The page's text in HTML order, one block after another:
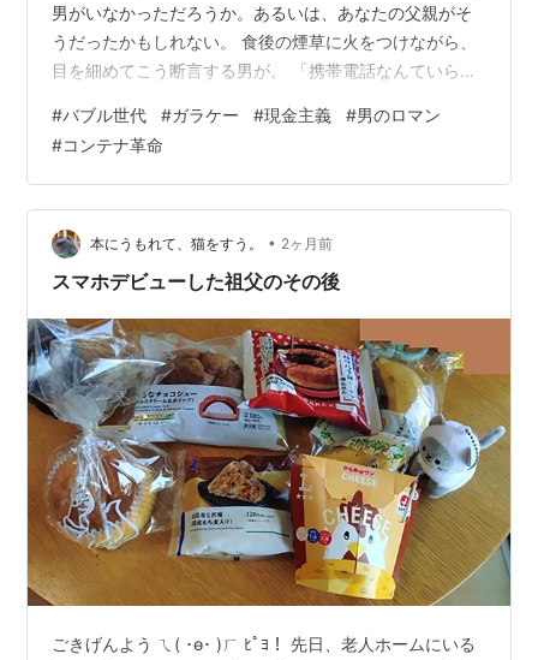
男がいなかっただろうか。あるいは、あなたの父親がそ
うだったかもしれない。 食後の煙草に火をつけながら、
目を細めてこう断言する男が。 「携帯電話なんていらな
タベタ触るなんて気持ち悪い。ガラケーで世界は完成し
ている」 「クレジットカードは借金と同じだ。男なら現
金主義。それがいちばんクリーンだ」 「株はギャンブル
だ。額に汗して働き、銀行にコツコツ預けるのが男の生
きる道だ」 「ユニクロ？ あんな安かろう悪かろうの服
は、洗濯1回でヨレヨレになる」…
#バブル世代 #ガラケー #現金主義 #男のロマン
#コンテナ革命
本にうもれて、猫をすう。 • 2ヶ月前
スマホデビューした祖父のその後
ごきげんよう ㄟ( ･ө･ )ㄏ ﾋﾟﾖ！ 先日、老人ホームにいる